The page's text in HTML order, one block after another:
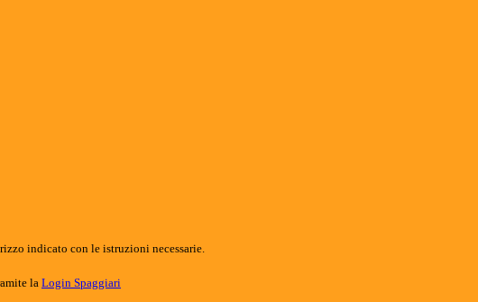
indicato con le istruzioni necessarie.
la Login Spaggiari